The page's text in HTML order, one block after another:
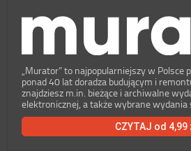
„Murator” to najpopularniejszy w Polsce
ponad 40 lat doradza budującym i
znajdziesz m.in. bieżące i archiwalne
elektronicznej, a także wybrane wydania
CZYTAJ od 4,99